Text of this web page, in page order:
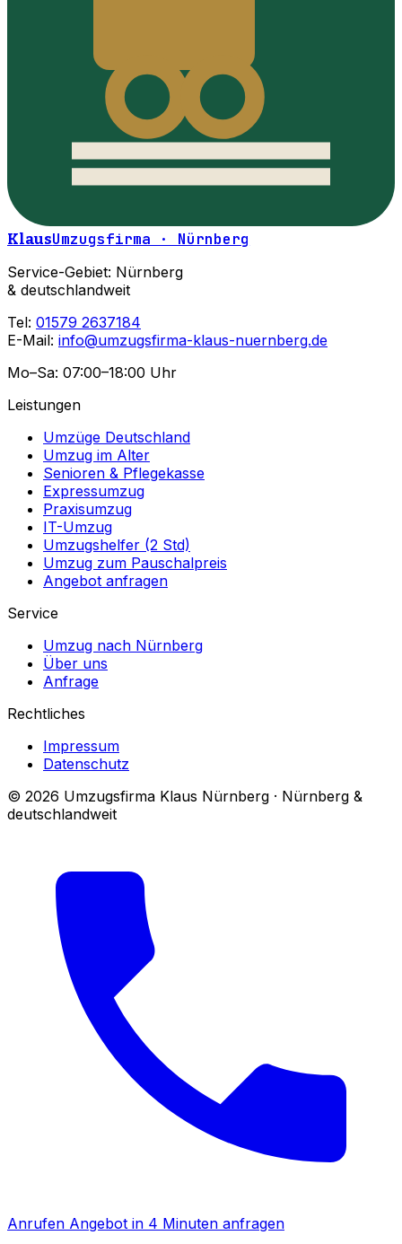
KlausUmzugsfirma · Nürnberg
Service-Gebiet: Nürnberg
& deutschlandweit
Tel: 01579 2637184
E-Mail: info@umzugsfirma-klaus-nuernberg.de
Mo–Sa: 07:00–18:00 Uhr
Leistungen
Umzüge Deutschland
Umzug im Alter
Senioren & Pflegekasse
Expressumzug
Praxisumzug
IT-Umzug
Umzugshelfer (2 Std)
Umzug zum Pauschalpreis
Angebot anfragen
Service
Umzug nach Nürnberg
Über uns
Anfrage
Rechtliches
Impressum
Datenschutz
© 2026 Umzugsfirma Klaus Nürnberg · Nürnberg &
deutschlandweit
Anrufen Angebot in 4 Minuten anfragen